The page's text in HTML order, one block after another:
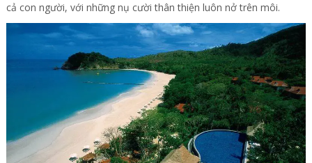
cả con người, với những nụ cười thân thiện luôn nở trên môi.